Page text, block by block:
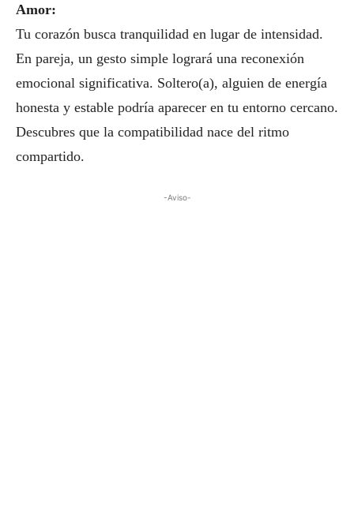
Amor:
Tu corazón busca tranquilidad en lugar de intensidad.
En pareja, un gesto simple logrará una reconexión
emocional significativa. Soltero(a), alguien de energía
honesta y estable podría aparecer en tu entorno cercano.
Descubres que la compatibilidad nace del ritmo
compartido.
-Aviso-